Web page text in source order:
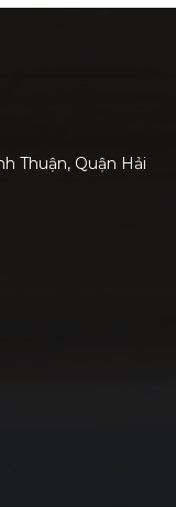
tốt, dễ xoay trở
Thuận, Quận Hải